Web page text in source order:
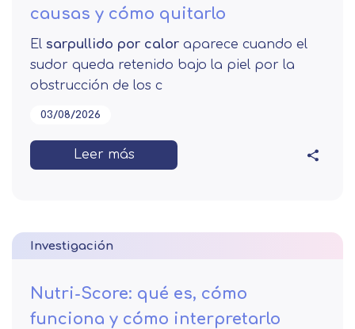
causas y cómo quitarlo
El sarpullido por calor aparece cuando el
sudor queda retenido bajo la piel por la
obstrucción de los c
03/08/2026
Leer más
Investigación
Nutri-Score: qué es, cómo
funciona y cómo interpretarlo